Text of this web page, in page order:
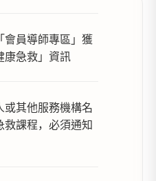
會員導師專區」獲
康急救」資訊
其他服務機構名
課程，必須通知